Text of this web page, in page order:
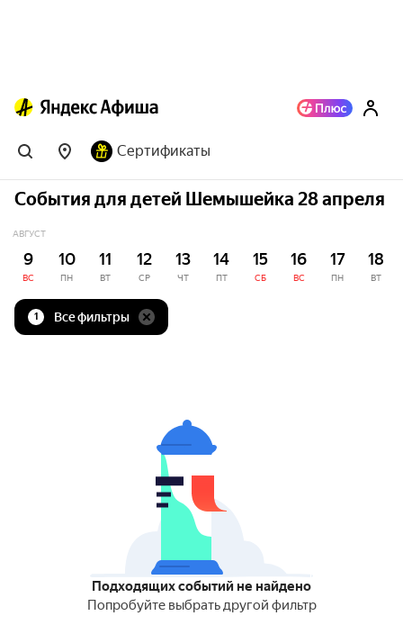
Сертификаты
События для детей Шемышейка 28 апреля
АВГУСТ
9
ВС
10
ПН
11
ВТ
12
СР
13
ЧТ
14
ПТ
15
СБ
16
ВС
17
ПН
18
ВТ
1 Все фильтры
Подходящих событий не найдено
Попробуйте выбрать другой фильтр